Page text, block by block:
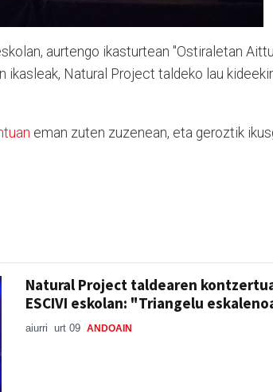
aurtengo ikasturtean "Ostiraletan
Natural Project taldeko lau
eman zuten zuzenean, eta geroztik
Natural Project taldearen
ESCIVI eskolan: "Triangelu
aiurri urt 09 ANDOAIN